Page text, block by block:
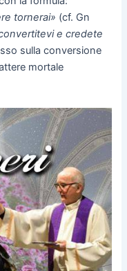
tornerai» (cf. Gn
e credete
sulla conversione
mortale